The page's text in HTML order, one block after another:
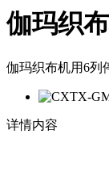
伽玛织
伽玛织布机用6列
详情内容